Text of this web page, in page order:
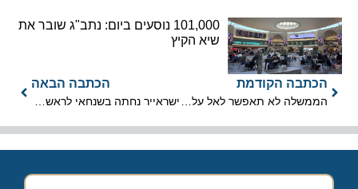
101,000 נוסעים ביום: נתב"ג שובר את
שיא הקיץ
הכתבה הקודמת
הממשלה לא תאפשר לאל על להימחק
הכתבה הבאה
ישראייר נחתה בשנחאי לראשונה בתולדותיה